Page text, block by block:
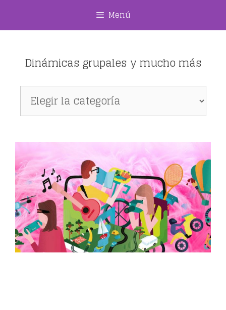
Menú
Dinámicas grupales y mucho más
Dinámicas
grupales
mucho
más